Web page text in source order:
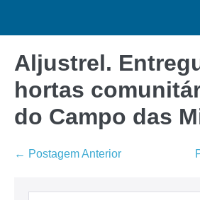
Aljustrel.
hortas
do Campo das
← Postagem Anterior